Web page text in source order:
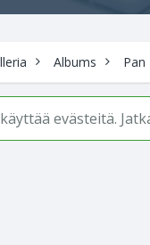
Albums Pan
evästeitä.